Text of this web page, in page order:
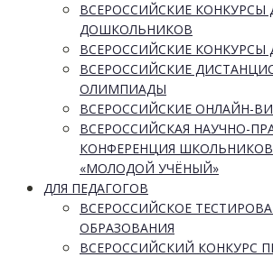
ВСЕРОССИЙСКИЕ КОНКУРСЫ
ДОШКОЛЬНИКОВ
ВСЕРОССИЙСКИЕ
ВСЕРОССИЙСКИЕ
ОЛИМПИАДЫ
ВСЕРОССИЙСКИЕ ОНЛАЙН-
ВСЕРОССИЙСКАЯ НАУЧНО-
КОНФЕРЕНЦИЯ
«МОЛОДОЙ УЧЁНЫЙ»
ДЛЯ ПЕДАГОГОВ
ВСЕРОССИЙСКОЕ
ОБРАЗОВАНИЯ
ВСЕРОССИЙСКИЙ КОНКУРС